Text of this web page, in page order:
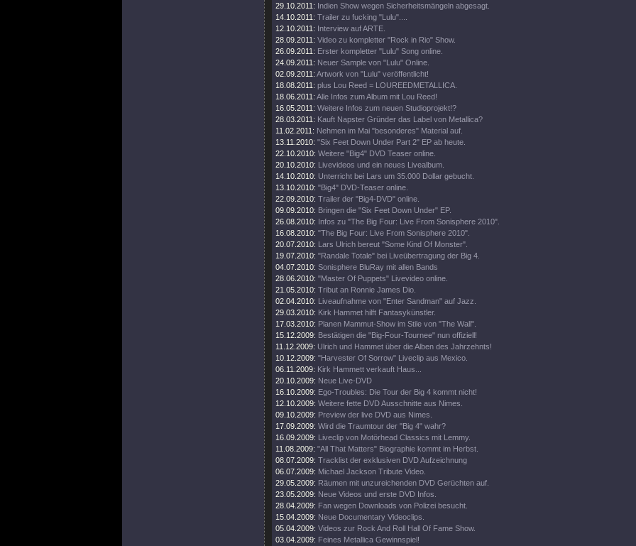
29.10.2011: Indien Show wegen Sicherheitsmängeln abgesagt.
14.10.2011: Trailer zu fucking "Lulu"....
12.10.2011: Interview auf ARTE.
28.09.2011: Video zu kompletter "Rock in Rio" Show.
26.09.2011: Erster kompletter "Lulu" Song online.
24.09.2011: Neuer Sample von "Lulu" Online.
02.09.2011: Artwork von "Lulu" veröffentlicht!
18.08.2011: plus Lou Reed = LOUREEDMETALLICA.
18.06.2011: Alle Infos zum Album mit Lou Reed!
16.05.2011: Weitere Infos zum neuen Studioprojekt!?
28.03.2011: Kauft Napster Gründer das Label von Metallica?
11.02.2011: Nehmen im Mai "besonderes" Material auf.
13.11.2010: "Six Feet Down Under Part 2" EP ab heute.
22.10.2010: Weitere "Big4" DVD Teaser online.
20.10.2010: Livevideos und ein neues Livealbum.
14.10.2010: Unterricht bei Lars um 35.000 Dollar gebucht.
13.10.2010: "Big4" DVD-Teaser online.
22.09.2010: Trailer der "Big4-DVD" online.
09.09.2010: Bringen die "Six Feet Down Under" EP.
26.08.2010: Infos zu "The Big Four: Live From Sonisphere 2010".
16.08.2010: "The Big Four: Live From Sonisphere 2010".
20.07.2010: Lars Ulrich bereut "Some Kind Of Monster".
19.07.2010: "Randale Totale" bei Liveübertragung der Big 4.
04.07.2010: Sonisphere BluRay mit allen Bands
28.06.2010: "Master Of Puppets" Livevideo online.
21.05.2010: Tribut an Ronnie James Dio.
02.04.2010: Liveaufnahme von "Enter Sandman" auf Jazz.
29.03.2010: Kirk Hammet hilft Fantasykünstler.
17.03.2010: Planen Mammut-Show im Stile von "The Wall".
15.12.2009: Bestätigen die "Big-Four-Tournee" nun offiziell!
11.12.2009: Ulrich und Hammet über die Alben des Jahrzehnts!
10.12.2009: "Harvester Of Sorrow" Liveclip aus Mexico.
06.11.2009: Kirk Hammett verkauft Haus...
20.10.2009: Neue Live-DVD
16.10.2009: Ego-Troubles: Die Tour der Big 4 kommt nicht!
12.10.2009: Weitere fette DVD Ausschnitte aus Nimes.
09.10.2009: Preview der live DVD aus Nimes.
17.09.2009: Wird die Traumtour der "Big 4" wahr?
16.09.2009: Liveclip von Motörhead Classics mit Lemmy.
11.08.2009: "All That Matters" Biographie kommt im Herbst.
08.07.2009: Tracklist der exklusiven DVD Aufzeichnung
06.07.2009: Michael Jackson Tribute Video.
29.05.2009: Räumen mit unzureichenden DVD Gerüchten auf.
23.05.2009: Neue Videos und erste DVD Infos.
28.04.2009: Fan wegen Downloads von Polizei besucht.
15.04.2009: Neue Documentary Videoclips.
05.04.2009: Videos zur Rock And Roll Hall Of Fame Show.
03.04.2009: Feines Metallica Gewinnspiel!